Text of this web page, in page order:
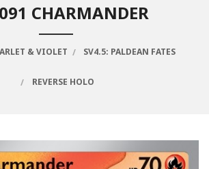
CHARMANDER
& VIOLET SV4.5: PALDEAN FATES
REVERSE HOLO